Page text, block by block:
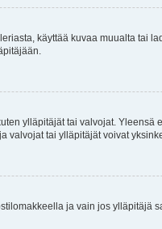
käyttää kuvaa muualta tai
ylläpitäjät tai valvojat.
tai ylläpitäjät voivat
ja vain jos ylläpitäjä